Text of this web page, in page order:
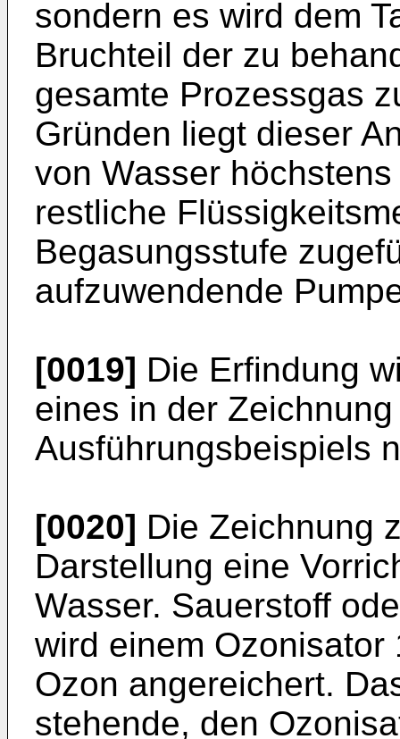
sondern es wird dem
Bruchteil der zu
gesamte Prozessgas
Gründen liegt dieser
von Wasser
restliche
Begasungsstufe
aufzuwendende
[0019] Die Erfindung
eines in der
Ausführungsbeispiels
[0020] Die Zeichnung
Darstellung eine
Wasser. Sauerstoff
wird einem
Ozon angereichert.
stehende, den